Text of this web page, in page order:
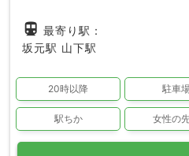
directions_subway 最寄り駅：
坂元駅 山下駅
20時以降 駐車
駅ちか 女性の